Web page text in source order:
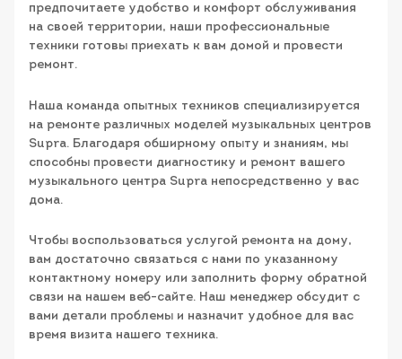
предпочитаете удобство и комфорт обслуживания
на своей территории, наши профессиональные
техники готовы приехать к вам домой и провести
ремонт.
Наша команда опытных техников специализируется
на ремонте различных моделей музыкальных центров
Supra. Благодаря обширному опыту и знаниям, мы
способны провести диагностику и ремонт вашего
музыкального центра Supra непосредственно у вас
дома.
Чтобы воспользоваться услугой ремонта на дому,
вам достаточно связаться с нами по указанному
контактному номеру или заполнить форму обратной
связи на нашем веб-сайте. Наш менеджер обсудит с
вами детали проблемы и назначит удобное для вас
время визита нашего техника.